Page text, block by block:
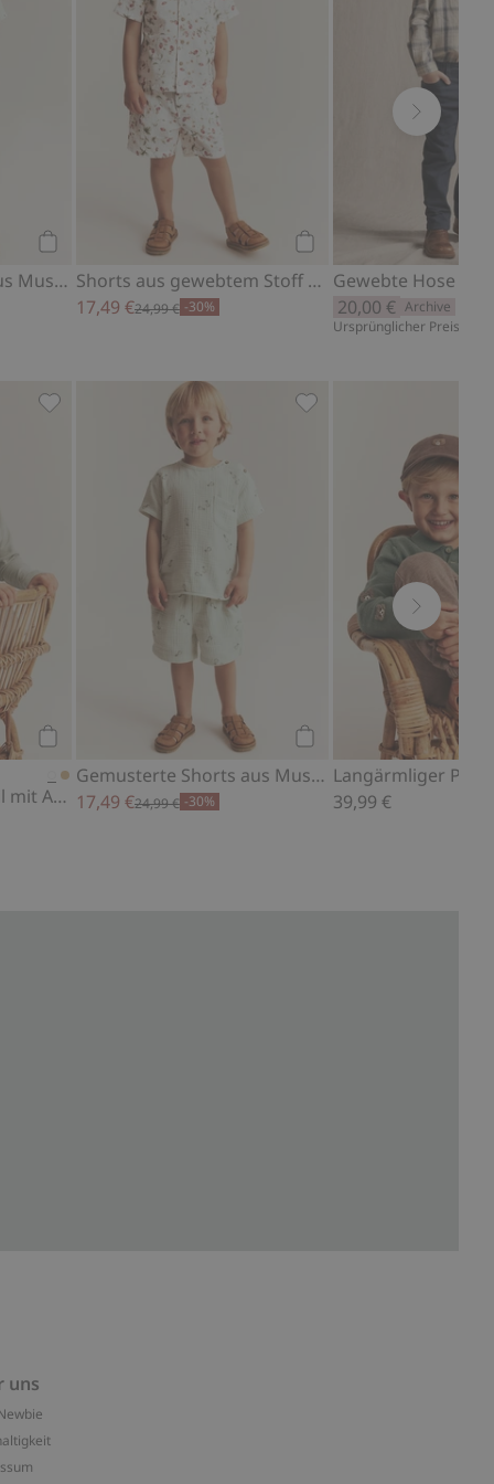
Gemusterte Shorts aus Musselin
Kaufen
Shorts aus gewebtem Stoff mit Erdbeer-Muster
17,49 €24,99 € -30%
Gewebte Hose
20,00 € Archive
Ursprünglicher Preis:
Zu Favoriten hinzufügen
Langärmliges Oberteil mit Applikation
Langärmliges Oberteil mit Applikation, Zu Favoriten
Gemusterte Shorts aus Musselin
17,49 €24,99 € -30% 39,99 €
uns